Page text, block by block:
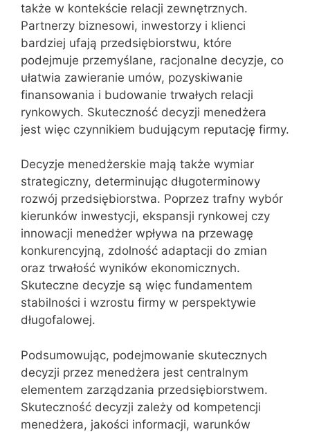
także w kontekście relacji zewnętrznych.
Partnerzy biznesowi, inwestorzy i klienci
bardziej ufają przedsiębiorstwu, które
podejmuje przemyślane, racjonalne decyzje, co
ułatwia zawieranie umów, pozyskiwanie
finansowania i budowanie trwałych relacji
rynkowych. Skuteczność decyzji menedżera
jest więc czynnikiem budującym reputację firmy.
Decyzje menedżerskie mają także wymiar
strategiczny, determinując długoterminowy
rozwój przedsiębiorstwa. Poprzez trafny wybór
kierunków inwestycji, ekspansji rynkowej czy
innowacji menedżer wpływa na przewagę
konkurencyjną, zdolność adaptacji do zmian
oraz trwałość wyników ekonomicznych.
Skuteczne decyzje są więc fundamentem
stabilności i wzrostu firmy w perspektywie
długofalowej.
Podsumowując, podejmowanie skutecznych
decyzji przez menedżera jest centralnym
elementem zarządzania przedsiębiorstwem.
Skuteczność decyzji zależy od kompetencji
menedżera, jakości informacji, warunków